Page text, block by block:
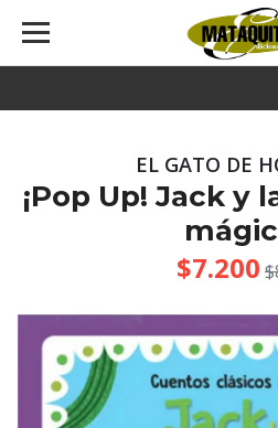
EL GATO DE
¡Pop Up! Jack y
$7.200